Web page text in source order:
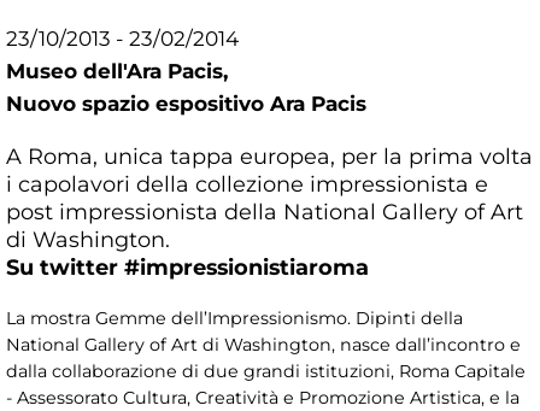
23/10/2013 - 23/02/2014
Museo dell'Ara Pacis,
Nuovo spazio espositivo Ara Pacis
A Roma, unica tappa europea, per la prima volta
i capolavori della collezione impressionista e
post impressionista della National Gallery of Art
di Washington.
Su twitter #impressionistiaroma
La mostra Gemme dell’Impressionismo. Dipinti della
National Gallery of Art di Washington, nasce dall’incontro e
dalla collaborazione di due grandi istituzioni, Roma Capitale
- Assessorato Cultura, Creatività e Promozione Artistica, e la